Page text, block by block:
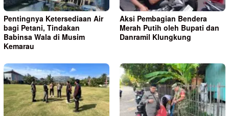
Pentingnya Ketersediaan Air
bagi Petani, Tindakan
Babinsa Wala di Musim
Kemarau
Aksi Pembagian Bendera
Merah Putih oleh Bupati dan
Danramil Klungkung